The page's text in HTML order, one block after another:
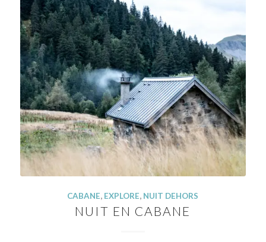
CABANE, EXPLORE, NUIT DEHORS
NUIT EN CABANE